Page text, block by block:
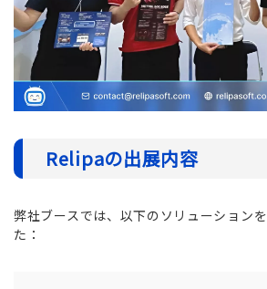
Relipaの出展内容
弊社ブースでは、以下のソリューション
た：